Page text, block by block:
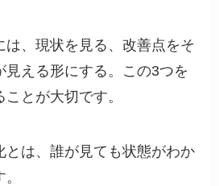
は、現状を見る、改善点をそ
見える形にする。この3つを
とが大切です。
とは、誰が見ても状態がわか